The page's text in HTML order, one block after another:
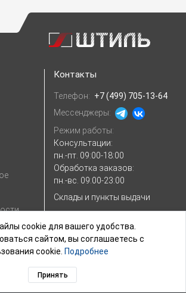
Контакты
Телефон: +7 (499) 705-13-64
Мессенджеры:
Режим работы:
Консультации:
пн.-пт. 09:00-18:00
Обработка заказов:
пн.-вс. 09:00-23:00
Склады и пункты выдачи
cookie для вашего удобства.
сайтом, вы соглашаетесь с
cookie. Подробнее
Принять